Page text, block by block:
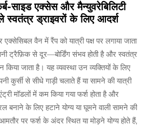
साइड एक्सेस और मैन्युवरेबिलिटी
स्वतंत्र ड्राइवरों के लिए आदर्श
वैन में रैंप को यात्री पक्ष पर लगाया जाता
ट्रैफ़िक से दूर—बोर्डिंग संभव होती है और स्वतंत्र
जाता है। यह व्यवस्था उन व्यक्तियों के लिए
कुर्सी से सीधे गाड़ी चलाते हैं या सामने की यात्री
मॉडलों में कम किया गया फर्श होता है और
बनाने के लिए हटाने योग्य या घूमने वाली सामने की
पर फर्श के अंदर स्थित या मोड़ने योग्य होते हैं,